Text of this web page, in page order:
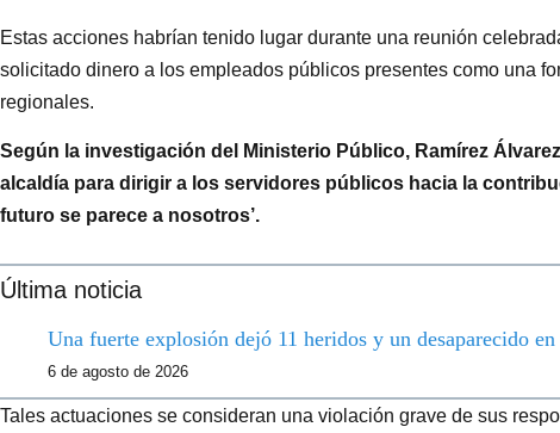
Estas acciones habrían tenido lugar durante una reunión
solicitado dinero a los empleados públicos presentes como una
regionales.
Según la investigación del Ministerio Público, Ramírez
alcaldía para dirigir a los servidores públicos hacia la
futuro se parece a nosotros’.
Última noticia
Una fuerte explosión dejó 11 heridos y un desaparecido
6 de agosto de 2026
Tales actuaciones se consideran una violación grave de sus